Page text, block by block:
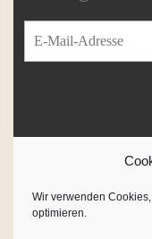
Wir verwenden
optimieren.
E-Mail-
Schließe dich 233